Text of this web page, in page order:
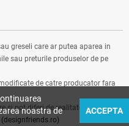
greseli care ar putea aparea in
sau preturile produselor de pe
de catre producator fara
si pot diferi de realitate. Ne puteti
noastra de
ACCEPTA